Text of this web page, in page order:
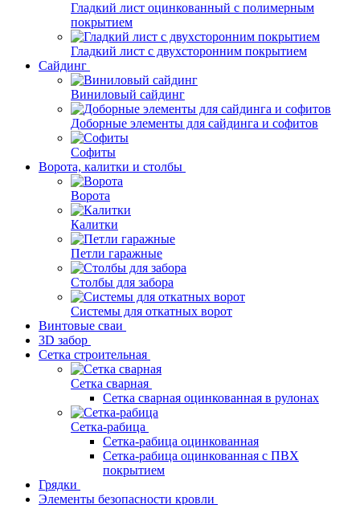
Гладкий лист оцинкованный с полимерным
покрытием
Гладкий лист с двухсторонним покрытием
Сайдинг
Виниловый сайдинг
Доборные элементы для сайдинга и софитов
Софиты
Ворота, калитки и столбы
Ворота
Калитки
Петли гаражные
Столбы для забора
Системы для откатных ворот
Винтовые сваи
3D забор
Сетка строительная
Сетка сварная
Сетка сварная оцинкованная в рулонах
Сетка-рабица
Сетка-рабица оцинкованная
Сетка-рабица оцинкованная с ПВХ
покрытием
Грядки
Элементы безопасности кровли